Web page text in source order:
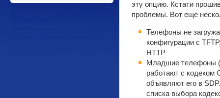
эту опцию. Кстати
проблемы. Вот еще
Телефоны не
конфигурации с
HTTP
Младшие телефоны
работают с кодеком
объявляют его в
списка выбора